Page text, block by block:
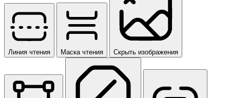
Линия чтения Маска чтения Скрыть изображения